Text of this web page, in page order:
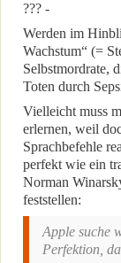
??? -
Werden im
Wachstum“ (=
Selbstmordrate,
Toten durch
Vielleicht muss
erlernen, weil
Sprachbefehle
perfekt wie ein
Norman
feststellen:
Apple suche
Perfektion,